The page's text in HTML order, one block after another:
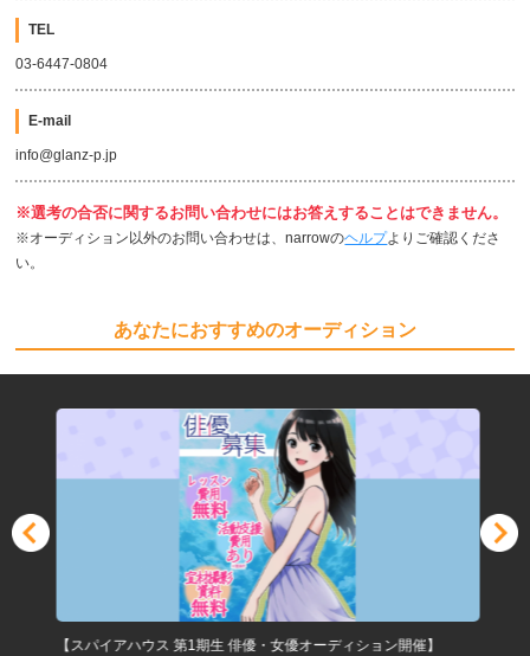
TEL
03-6447-0804
E-mail
info@glanz-p.jp
※選考の合否に関するお問い合わせにはお答えすることはできません。
※オーディション以外のお問い合わせは、narrowのヘルプよりご確認くださ
い。
あなたにおすすめのオーディション
【スパイアハウス 第1期生 俳優・女優オーディション開催】